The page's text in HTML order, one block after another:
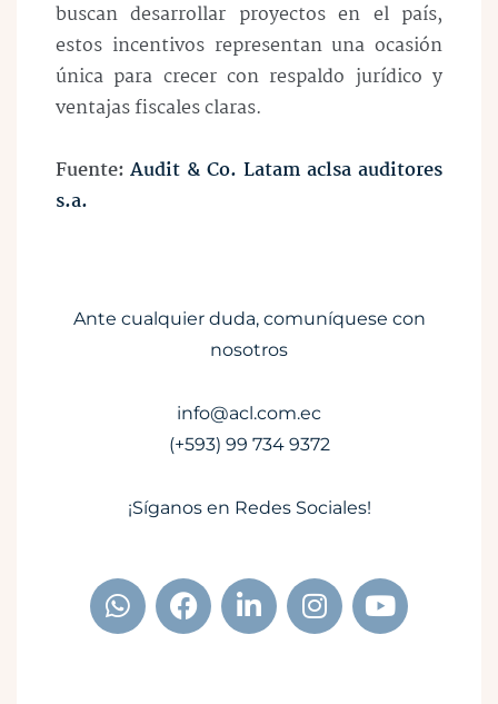
buscan desarrollar proyectos en el país,
estos incentivos representan una ocasión
única para crecer con respaldo jurídico y
ventajas fiscales claras.
Fuente: Audit & Co. Latam aclsa auditores
s.a.
Ante cualquier duda, comuníquese con
nosotros
info@acl.com.ec
(+593) 99 734 9372
¡Síganos en Redes Sociales!
W
h
a
F
a
c
L
i
n
I
n
s
Y
o
u